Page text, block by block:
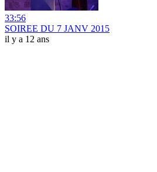
33:56
SOIREE DU 7 JANV 2015
il y a 12 ans